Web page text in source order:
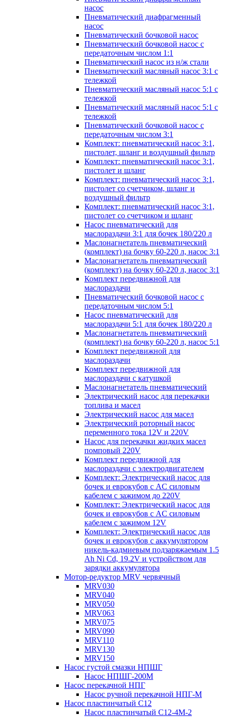
насос
Пневматический диафрагменный
насос
Пневматический бочковой насос
Пневматический бочковой насос с
передаточным числом 1:1
Пневматический насос из н/ж стали
Пневматический масляный насос 3:1 с
тележкой
Пневматический масляный насос 5:1 с
тележкой
Пневматический масляный насос 5:1 с
тележкой
Пневматический бочковой насос с
передаточным числом 3:1
Комплект: пневматический насос 3:1,
пистолет, шланг и воздушный фильтр
Комплект: пневматический насос 3:1,
пистолет и шланг
Комплект: пневматический насос 3:1,
пистолет со счетчиком, шланг и
воздушный фильтр
Комплект: пневматический насос 3:1,
пистолет со счетчиком и шланг
Насос пневматический для
маслораздачи 3:1 для бочек 180/220 л
Маслонагнетатель пневматический
(комплект) на бочку 60-220 л, насос 3:1
Маслонагнетатель пневматический
(комплект) на бочку 60-220 л, насос 3:1
Комплект передвижной для
маслораздачи
Пневматический бочковой насос с
передаточным числом 5:1
Насос пневматический для
маслораздачи 5:1 для бочек 180/220 л
Маслонагнетатель пневматический
(комплект) на бочку 60-220 л, насос 5:1
Комплект передвижной для
маслораздачи
Комплект передвижной для
маслораздачи с катушкой
Маслонагнетатель пневматический
Электрический насос для перекачки
топлива и масел
Электрический насос для масел
Электрический роторный насос
переменного тока 12V и 220V
Насос для перекачки жидких масел
помповый 220V
Комплект передвижной для
маслораздачи с электродвигателем
Комплект: Электрический насос для
бочек и еврокубов с AC силовым
кабелем с зажимом до 220V
Комплект: Электрический насос для
бочек и еврокубов с AC силовым
кабелем с зажимом 12V
Комплект: Электрический насос для
бочек и еврокубов с аккумулятором
никель-кадмиевым подзаряжаемым 1.5
Ah Ni Cd, 19.2V и устройством для
зарядки аккумулятора
Мотор-редуктор MRV червячный
MRV030
MRV040
MRV050
MRV063
MRV075
MRV090
MRV110
MRV130
MRV150
Насос густой смазки НПШГ
Насос НПШГ-200М
Насос перекачной НПГ
Насос ручной перекачной НПГ-М
Насос пластинчатый С12
Насос пластинчатый С12-4М-2